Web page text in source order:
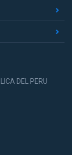
DEL PERU